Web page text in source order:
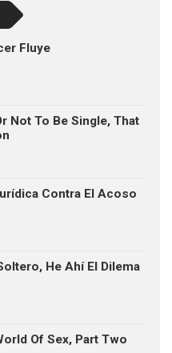
Fluye
Not To Be Single, That
Contra El Acoso
He Ahí El Dilema
Of Sex, Part Two